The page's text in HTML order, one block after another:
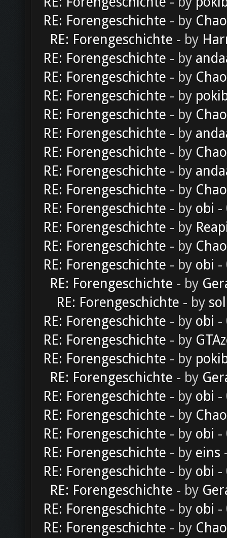
RE: Forengeschichte - by
RE: Forengeschichte - by
RE: Forengeschichte - by
RE: Forengeschichte - by
RE: Forengeschichte - by
RE: Forengeschichte - by
RE: Forengeschichte - by
RE: Forengeschichte - by
RE: Forengeschichte - by
RE: Forengeschichte - by
RE: Forengeschichte - by obi -
RE: Forengeschichte - by
RE: Forengeschichte - by
RE: Forengeschichte - by obi -
RE: Forengeschichte - by
RE: Forengeschichte - by
RE: Forengeschichte - by obi -
RE: Forengeschichte - by
RE: Forengeschichte - by
RE: Forengeschichte - by
RE: Forengeschichte - by obi -
RE: Forengeschichte - by
RE: Forengeschichte - by obi -
RE: Forengeschichte - by eins
RE: Forengeschichte - by obi -
RE: Forengeschichte - by
RE: Forengeschichte - by obi -
RE: Forengeschichte - by